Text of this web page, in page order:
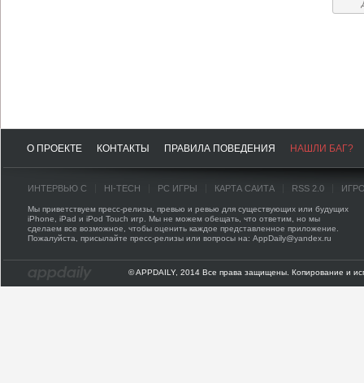
О ПРОЕКТЕ КОНТАКТЫ ПРАВИЛА ПОВЕДЕНИЯ НАШЛИ БАГ?
ИНТЕРВЬЮ С HI-TECH PC ИГРЫ КАРТА САЙТА RSS 2.0
Мы приветствуем пресс-релизы, превью и ревью для существующих или будущих
iPhone, iPad и iPod Touch игр. Мы не можем обещать, что ответим, но мы
сделаем все возможное, чтобы оценить каждое представленное приложение.
Пожалуйста, присылайте пресс-релизы или вопросы на: AppDaily@yandex.ru
© APPDAILY, 2014 Все права защищены. Копирование и